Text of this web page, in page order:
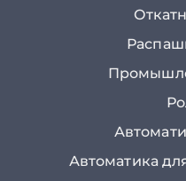
Автоматика